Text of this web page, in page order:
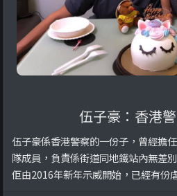
伍子豪：香港
伍子豪係香港警察的一份子，曾經擔
隊成員，負責係街道同地鐵站內無差
佢由2016年新年示威開始，已經有份